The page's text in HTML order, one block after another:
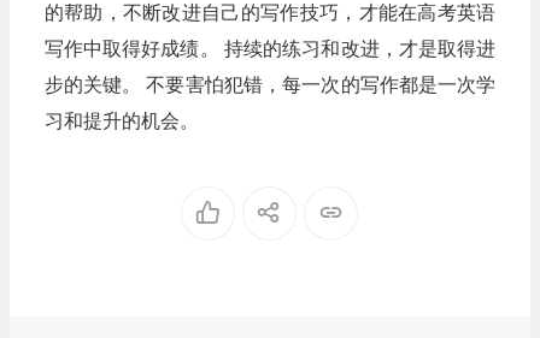
的帮助，不断改进自己的写作技巧，才能在高考英语
写作中取得好成绩。 持续的练习和改进，才是取得进
步的关键。 不要害怕犯错，每一次的写作都是一次学
习和提升的机会。